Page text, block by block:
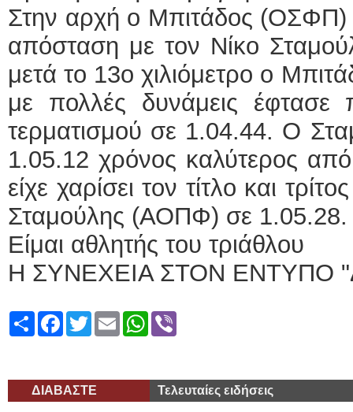
Στην αρχή ο Μπιτάδος (ΟΣΦΠ)
απόσταση με τον Νίκο
μετά το 13ο χιλιόμετρο ο
με πολλές δυνάμεις
τερματισμού σε 1.04.44. Ο
1.05.12 χρόνος καλύτερος
είχε χαρίσει τον τίτλο και
Σταμούλης (ΑΟΠΦ) σε 1.05.28.
Είμαι αθλητής του τριάθλου
Η ΣΥΝΕΧΕΙΑ ΣΤΟΝ ΕΝΤΥΠΟ
ShareFacebook
TwitterEmailWhatsApp
ΔΙΑΒΑΣΤΕ Τελευταίες ειδήσεις